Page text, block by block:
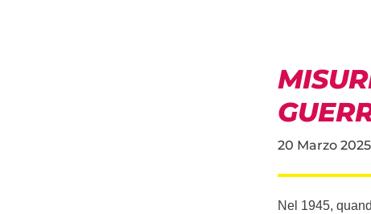
20 Marzo 2025
Nel 1945,